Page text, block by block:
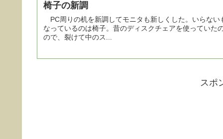
椅子の新調
PC周りの机を新調してモニタも新しくした。いらな
なっているのは椅子。昔のディスクチェアを使ってい
ので、裂けて中のス...
スポ